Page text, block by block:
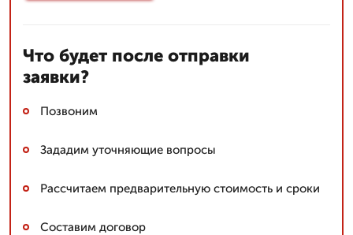
Что будет после отправки
заявки?
Позвоним
Зададим уточняющие вопросы
Рассчитаем предварительную стоимость и сроки
Составим договор